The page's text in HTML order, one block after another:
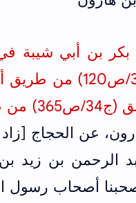
بكر بن أبي شيبة
السنن (ج3/
بن مسلمة الواسطي
عن الحجاج
‌الرحمن ‌بن ‌زيد
أصحاب رسول